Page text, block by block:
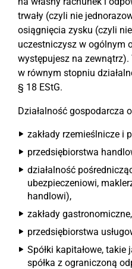
trwały (czyli nie
osiągnięcia zysku (czyli
uczestniczysz w ogólnym
występujesz na
w równym stopniu
§ 18 EStG.
Działalność gospodarcza
zakłady rzemieślnicze i
przedsiębiorstwa
działalność
ubezpieczeniowi,
handlowi),
zakłady gastronomiczne,
przedsiębiorstwa
Spółki kapitałowe, takie
spółka z ograniczoną